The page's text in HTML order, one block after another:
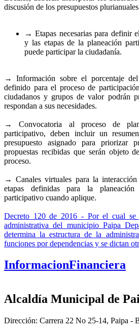
discusión de los presupuestos
→ Etapas necesarias para definir
y las etapas de la planeación
puede participar la ciudadanía.
→ Información sobre el porcentaje del
definido para el proceso de
ciudadanos y grupos de valor podrán
respondan a sus necesidades.
→ Convocatoria al proceso de
participativo, deben incluir un
presupuesto asignado para priorizar
propuestas recibidas que serán objeto
proceso.
→ Canales virtuales para la
etapas definidas para la
participativo cuando aplique.
Decreto 120 de 2016 - Por el cual se
administrativa del municipio Paipa
determina la estructura de la
funciones por dependencias y se dictan
InformacionFinanciera
Alcaldía Municipal de
Dirección: Carrera 22 No 25-14, Paipa -